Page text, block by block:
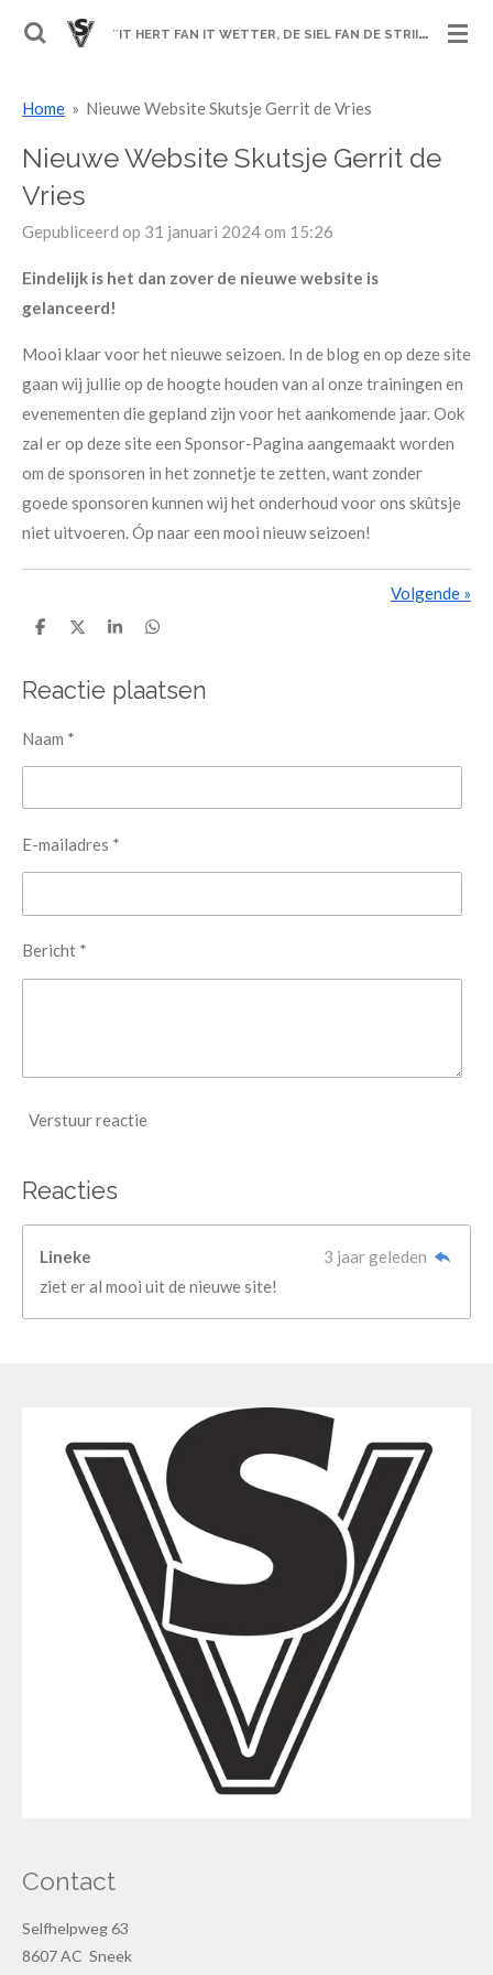
Ga
de
hoofdinhoud
`
`IT HERT FAN IT WETTER, DE SIEL FAN DE STRIID´´
Home » Nieuwe Website Skutsje Gerrit de Vries
Nieuwe Website Skutsje Gerrit de
Vries
Gepubliceerd op 31 januari 2024 om 15:26
Eindelijk is het dan zover de nieuwe website is
gelanceerd!
Mooi klaar voor het nieuwe seizoen. In de blog en op deze site
gaan wij jullie op de hoogte houden van al onze trainingen en
evenementen die gepland zijn voor het aankomende jaar. Ook
zal er op deze site een Sponsor-Pagina aangemaakt worden
om de sponsoren in het zonnetje te zetten, want zonder
goede sponsoren kunnen wij het onderhoud voor ons skûtsje
niet uitvoeren. Óp naar een mooi nieuw seizoen!
Volgende »
D
e
n
D
l
S
r
e
D
e
n
Reactie plaatsen
Naam *
E-mailadres *
Bericht *
Verstuur reactie
Reacties
Lineke
3 jaar geleden
ziet er al mooi uit de nieuwe site!
Contact
Selfhelpweg 63
8607 AC Sneek